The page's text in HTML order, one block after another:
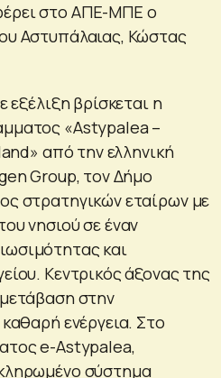
στο ΑΠΕ-ΜΠΕ ο
Αστυπάλαιας, Κώστας
εξέλιξη βρίσκεται η
«Astypalea –
από την ελληνική
Group, τον Δήμο
στρατηγικών εταίρων με
νησιού σε έναν
και
Κεντρικός άξονας της
στην
ενέργεια. Στο
e-Astypalea,
σύστημα